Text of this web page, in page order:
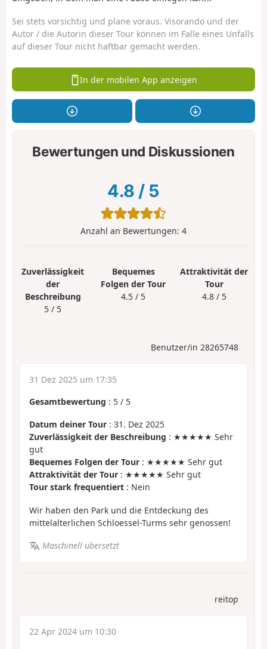
Sei stets vorsichtig und plane voraus. Visorando und der
Autor / die Autorin dieser Tour können im Falle eines Unfalls
auf dieser Tour nicht haftbar gemacht werden.
In der mobilen App anzeigen
Bewertungen und Diskussionen
4.8 / 5
Anzahl an Bewertungen: 4
Zuverlässigkeit
der
Beschreibung
5 / 5
Bequemes
Folgen der Tour
4.5 / 5
Attraktivität der
Tour
4.8 / 5
Benutzer/in 28265748
31 Dez 2025 um 17:35
Gesamtbewertung : 5 / 5
Datum deiner Tour : 31. Dez 2025
Zuverlässigkeit der Beschreibung : ★★★★★ Sehr
gut
Bequemes Folgen der Tour : ★★★★★ Sehr gut
Attraktivität der Tour : ★★★★★ Sehr gut
Tour stark frequentiert : Nein
Wir haben den Park und die Entdeckung des
mittelalterlichen Schloessel-Turms sehr genossen!
Maschinell übersetzt
reitop
22 Apr 2024 um 10:30